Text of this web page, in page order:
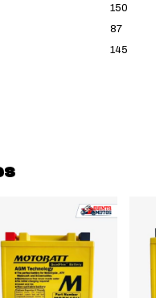
150
87
145